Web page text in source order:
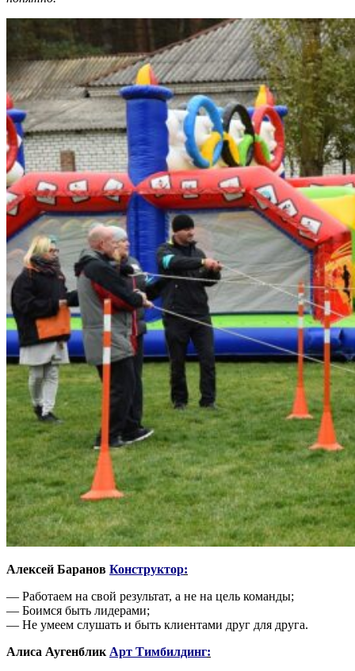
Алексей Баранов Конструктор:
— Работаем на свой результат, а не на цель команды;
— Боимся быть лидерами;
— Не умеем слушать и быть клиентами друг для друга.
Алиса Аугенблик Арт Тимбилдинг: